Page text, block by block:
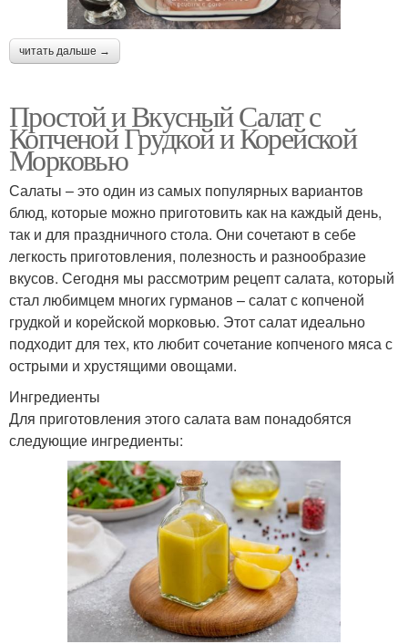
читать дальше →
Простой и Вкусный Салат с
Копченой Грудкой и Корейской
Морковью
Салаты – это один из самых популярных вариантов
блюд, которые можно приготовить как на каждый день,
так и для праздничного стола. Они сочетают в себе
легкость приготовления, полезность и разнообразие
вкусов. Сегодня мы рассмотрим рецепт салата, который
стал любимцем многих гурманов – салат с копченой
грудкой и корейской морковью. Этот салат идеально
подходит для тех, кто любит сочетание копченого мяса с
острыми и хрустящими овощами.
Ингредиенты
Для приготовления этого салата вам понадобятся
следующие ингредиенты: